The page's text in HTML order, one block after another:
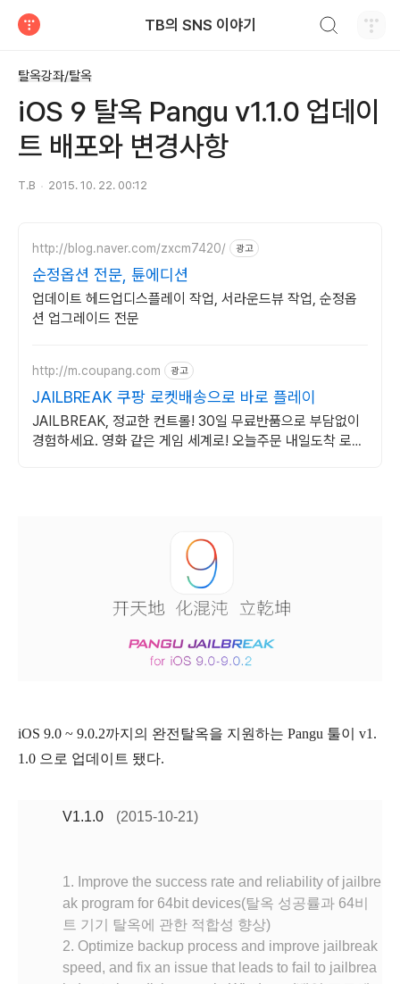
TB의 SNS 이야기
탈옥강좌/탈옥
iOS 9 탈옥 Pangu v1.1.0 업데이
트 배포와 변경사항
T.B 2015. 10. 22. 00:12
http://blog.naver.com/zxcm7420/ 광고
순정옵션 전문, 튠에디션
업데이트 헤드업디스플레이 작업, 서라운드뷰 작업, 순정옵
션 업그레이드 전문
http://m.coupang.com 광고
JAILBREAK 쿠팡 로켓배송으로 바로 플레이
JAILBREAK, 정교한 컨트롤! 30일 무료반품으로 부담없이
경험하세요. 영화 같은 게임 세계로! 오늘주문 내일도착 로켓
iOS 9.0 ~ 9.0.2까지의 완전탈옥을 지원하는 Pangu 툴이 v1.
1.0 으로 업데이트 됐다.
V1.1.0 (2015-10-21)
1. Improve the success rate and reliability of jailbre
ak program for 64bit devices(탈옥 성공률과 64비
트 기기 탈옥에 관한 적합성 향상)
2. Optimize backup process and improve jailbreak
speed, and fix an issue that leads to fail to jailbrea